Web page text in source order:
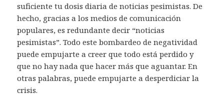
suficiente tu dosis diaria de noticias pesimistas. De
hecho, gracias a los medios de comunicación
populares, es redundante decir “noticias
pesimistas”. Todo este bombardeo de negatividad
puede empujarte a creer que todo está perdido y
que no hay nada que hacer más que aguantar. En
otras palabras, puede empujarte a desperdiciar la
crisis.